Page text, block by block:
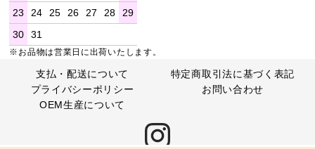
23
24 25 26 27 28
29
30
31
※お品物は営業日に出荷いたします。
支払・配送について
特定商取引法に基づく表記
プライバシーポリシー
お問い合わせ
OEM生産について